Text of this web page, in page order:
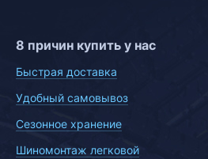
8 причин купить у нас
Быстрая доставка
Удобный самовывоз
Сезонное хранение
Шиномонтаж легковой